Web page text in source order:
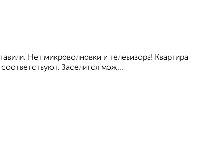
Нет микроволновки и телевизора! Квартира
Заселится мож...